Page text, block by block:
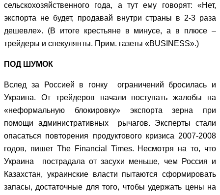
сельскохозяйственного года, а тут ему говорят: «Нет,
экспорта не будет, продавай внутри страны в 2-3 раза
дешевле». (В итоге крестьяне в минусе, а в плюсе –
трейдеры и спекулянты. Прим. газеты «BUSINESS».)
ПОД ШУМОК
Вслед за Россией в гонку ограничений бросилась и
Украина. От трейдеров начали поступать жалобы на
«неформальную блокировку» экспорта зерна при
помощи административных рычагов. Эксперты стали
опасаться повторения продуктового кризиса 2007-2008
годов, пишет The Financial Times. Несмотря на то, что
Украина пострадала от засухи меньше, чем Россия и
Казахстан, украинские власти пытаются сформировать
запасы, достаточные для того, чтобы удержать цены на